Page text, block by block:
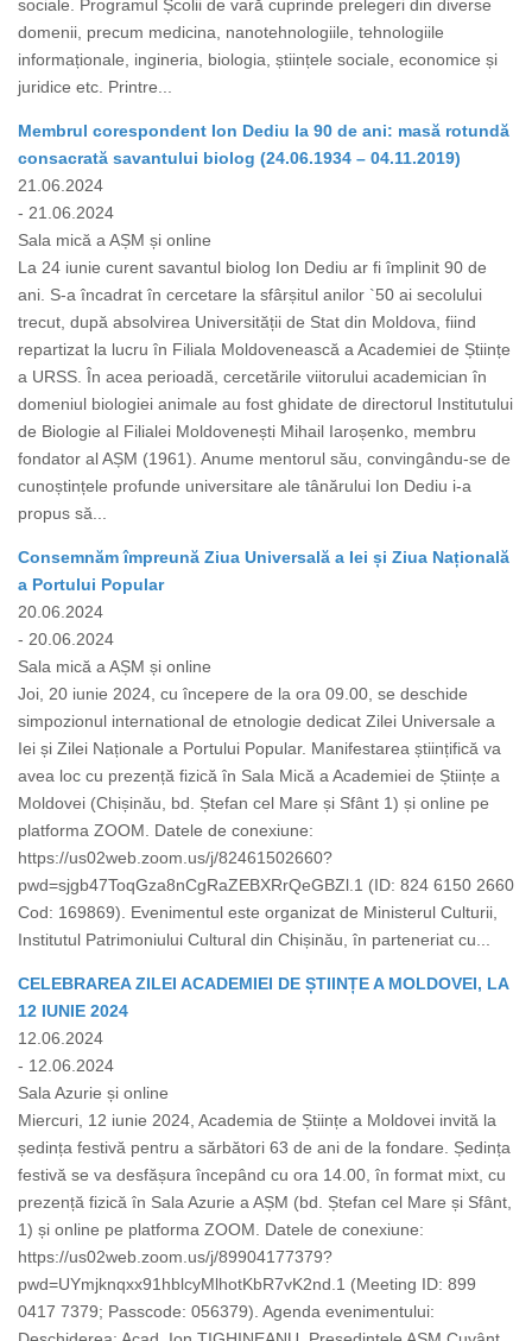
sociale. Programul Școlii de vară cuprinde prelegeri din diverse
domenii, precum medicina, nanotehnologiile, tehnologiile
informaționale, ingineria, biologia, științele sociale, economice și
juridice etc. Printre...
Membrul corespondent Ion Dediu la 90 de ani: masă rotundă
consacrată savantului biolog (24.06.1934 – 04.11.2019)
21.06.2024
- 21.06.2024
Sala mică a AȘM și online
La 24 iunie curent savantul biolog Ion Dediu ar fi împlinit 90 de
ani. S-a încadrat în cercetare la sfârșitul anilor `50 ai secolului
trecut, după absolvirea Universității de Stat din Moldova, fiind
repartizat la lucru în Filiala Moldovenească a Academiei de Științe
a URSS. În acea perioadă, cercetările viitorului academician în
domeniul biologiei animale au fost ghidate de directorul Institutului
de Biologie al Filialei Moldovenești Mihail Iaroșenko, membru
fondator al AȘM (1961). Anume mentorul său, convingându-se de
cunoștințele profunde universitare ale tânărului Ion Dediu i-a
propus să...
Consemnăm împreună Ziua Universală a Iei și Ziua Națională
a Portului Popular
20.06.2024
- 20.06.2024
Sala mică a AȘM și online
Joi, 20 iunie 2024, cu începere de la ora 09.00, se deschide
simpozionul international de etnologie dedicat Zilei Universale a
Iei și Zilei Naționale a Portului Popular. Manifestarea științifică va
avea loc cu prezență fizică în Sala Mică a Academiei de Științe a
Moldovei (Chișinău, bd. Ștefan cel Mare și Sfânt 1) și online pe
platforma ZOOM. Datele de conexiune:
https://us02web.zoom.us/j/82461502660?
pwd=sjgb47ToqGza8nCgRaZEBXRrQeGBZl.1 (ID: 824 6150 2660
Cod: 169869). Evenimentul este organizat de Ministerul Culturii,
Institutul Patrimoniului Cultural din Chișinău, în parteneriat cu...
CELEBRAREA ZILEI ACADEMIEI DE ȘTIINȚE A MOLDOVEI, LA
12 IUNIE 2024
12.06.2024
- 12.06.2024
Sala Azurie și online
Miercuri, 12 iunie 2024, Academia de Științe a Moldovei invită la
ședința festivă pentru a sărbători 63 de ani de la fondare. Ședința
festivă se va desfășura începând cu ora 14.00, în format mixt, cu
prezență fizică în Sala Azurie a AȘM (bd. Ștefan cel Mare și Sfânt,
1) și online pe platforma ZOOM. Datele de conexiune:
https://us02web.zoom.us/j/89904177379?
pwd=UYmjknqxx91hblcyMlhotKbR7vK2nd.1 (Meeting ID: 899
0417 7379; Passcode: 056379). Agenda evenimentului: